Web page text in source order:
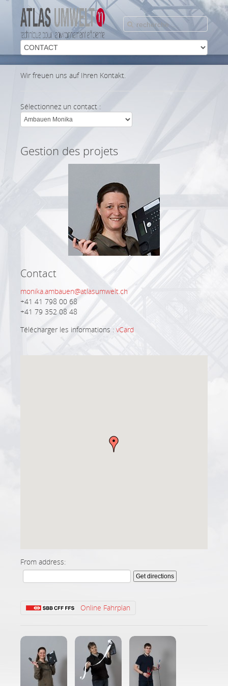
Wir freuen uns auf Ihren Kontakt.
Sélectionnez un contact :
Gestion des projets
Contact
monika.ambauen@atlasumwelt.ch
+41 41 798 00 68
+41 79 352 08 48
Télécharger les informations : vCard
From address:
Get directions
Online Fahrplan